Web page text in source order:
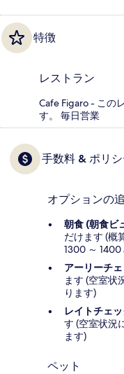
特徴
レストラン
Cafe Figaro - この
す。 毎日営業
手数料 & ポリ
オプションの
朝食 (朝食ビ
だけます (概
1300 ～ 1400
アーリーチ
ます (空室状
ります)
レイトチェ
す (空室状況
ます)
ペット